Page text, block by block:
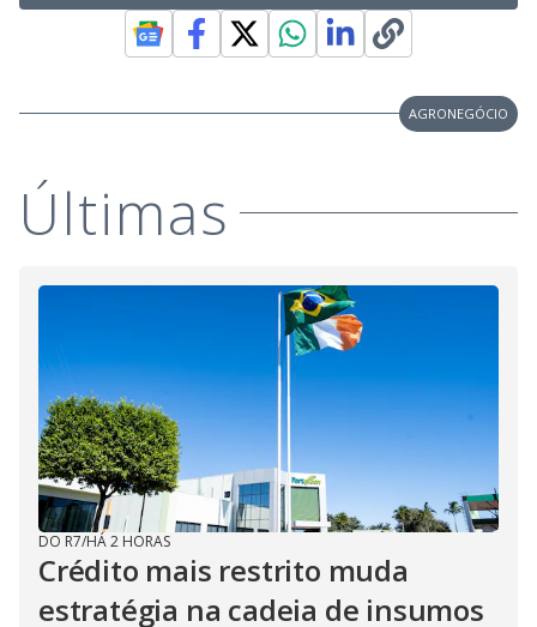
AGRONEGÓCIO
Últimas
DO R7/HÁ 2 HORAS
Crédito mais restrito muda
estratégia na cadeia de insumos